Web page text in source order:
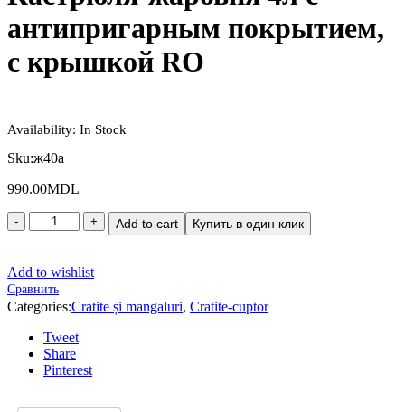
антипригарным покрытием,
с крышкой RO
Availability: In Stock
Sku:ж40a
990.00MDL
Add to cart Купить в один клик
Add to wishlist
Сравнить
Categories:Cratite și mangaluri, Cratite-cuptor
Tweet
Share
Pinterest